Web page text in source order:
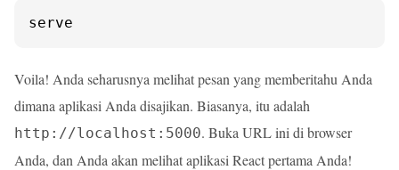
serve
Voila! Anda seharusnya melihat pesan yang memberitahu Anda
dimana aplikasi Anda disajikan. Biasanya, itu adalah
http://localhost:5000. Buka URL ini di browser
Anda, dan Anda akan melihat aplikasi React pertama Anda!